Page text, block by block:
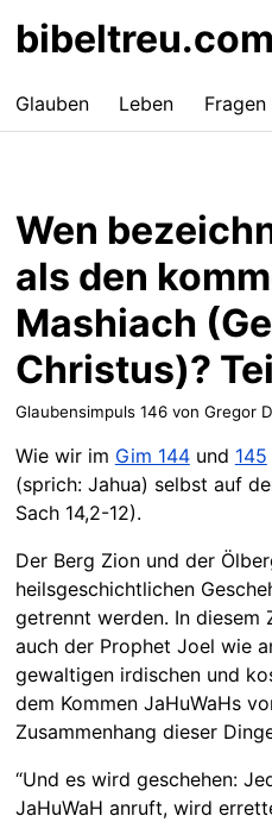
bibeltreu.com
Glauben Leben Fragen
Wen
als den
Mashiach
Christus)?
Glaubensimpuls 146 von Gregor
Wie wir im Gim 144und 145
(sprich: Jahua) selbst auf
Sach 14,2-12).
Der Berg Zion und der
heilsgeschichtlichen
getrennt werden. In diesem
auch der Prophet Joel wie
gewaltigen irdischen und
dem Kommen JaHuWaHs
Zusammenhang dieser
“Und es wird geschehen:
JaHuWaH anruft, wird